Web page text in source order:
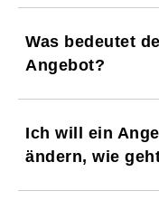
Was bedeutet
Angebot?
Ich will ein
ändern, wie